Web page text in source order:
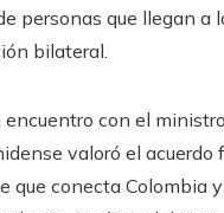
personas que llegan
bilateral.
con el
valoró el
que conecta